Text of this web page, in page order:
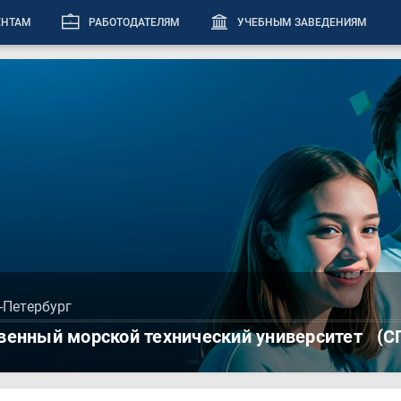
РАБОТОДАТЕЛЯМ УЧЕБНЫМ ЗАВЕДЕНИЯМ
морской технический университет